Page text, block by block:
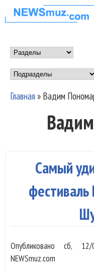
НОВОСТИ
МУЗЫКИ И
ШОУ
Main
Вы здесь
Главная» Вадим
Самый
фестиваль
Опубликованосб,
NEWSmuz.com